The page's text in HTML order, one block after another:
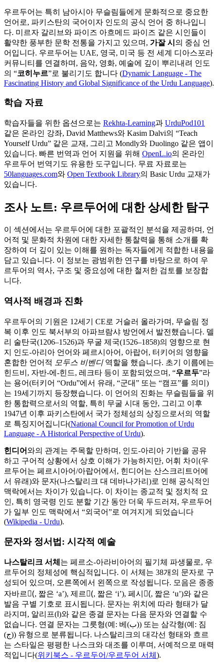
우르두어는 특히 남아시아 무슬림들에게 문화적으로 중요한
언어로, 파키스탄의 국어이자 인도의 공식 언어 중 하나입니
다. 미르자 갈리브와 파이즈 아흐메드 파이즈 같은 시인들이
활약한 풍부한 문학 전통을 가지고 있으며, 가잘 시 의 중심 언
어입니다. 우르두어는 UAE, 영국, 미국 등 전 세계 디아스포라
커뮤니티를 연결하며, 음악, 영화, 예술에 깊이 뿌리내려 인도
의 “코히누르”로 불리기도 합니다 (Dynamic Language - The
Fascinating History and Global Significance of the Urdu Language).
학습 자료
학습자들을 위한 옵션으로는 Rekhta-Learning과 UrduPod101
같은 온라인 강좌, David Matthews와 Kasim Dalvi의 “Teach
Yourself Urdu” 같은 교재, 그리고 Mondly와 Duolingo 같은 앱이
있습니다. 빠른 번역과 언어 지원을 위해 OpenL.io의 온라인
우르두어 번역기도 유용한 도구입니다. 무료 자료로는
50languages.com와 Open Textbook Library의 Basic Urdu 교재가
있습니다.
조사 노트: 우르두어에 대한 상세한 탐구
이 섹션에서는 우르두어에 대한 포괄적인 분석을 제공하며, 언
어적 및 문화적 차원에 대한 자세한 통찰력을 통해 소개를 확
장하여 더 깊이 있는 이해를 원하는 독자들에게 적합한 내용을
담고 있습니다. 이 정보는 광범위한 연구를 바탕으로 하여 우
르두어의 역사, 구조 및 중요성에 대한 철저한 검토를 보장합
니다.
역사적 배경과 진화
우르두어의 기원은 12세기 CE로 거슬러 올라가며, 무슬림 정
복 이후 인도 북서부의 아파브람샤 방언에서 발전했습니다. 델
리 술탄국(1206–1526)과 무굴 제국(1526–1858)의 영향으로 현
지 인도-아리아 언어와 페르시아어, 아랍어, 터키어의 영향을
혼합한 언어적 모두스 비벤디역할을 했습니다. 초기 이름에는
힌드비, 자반-에-힌드, 레크타 등이 포함되었으며, “우르두”라
는 용어(터키어 “Ordu”에서 유래, “군대” 또는 “캠프”를 의미)
는 19세기까지 등장했습니다. 이 언어의 진화는 무슬림들을 위
한 통합력으로서의 역할, 특히 무굴 시대 동안, 그리고 이후
1947년 이후 파키스탄에서 국가 정체성의 상징으로서의 역할
로 특징지어집니다(National Council for Promotion of Urdu
Language - A Historical Perspective of Urdu).
힌디어와의 관계는 주목할 만하며, 인도-아리아 기반을 공유
하고 구어적 상황에서 상호 이해가 가능하지만, 어휘 차이(우
르두어는 페르시아어/아랍어에서, 힌디어는 산스크리트어에
서 유래)와 문자(나스탈리크 대 데바나가리)로 인해 공식적인
맥락에서는 차이가 있습니다. 이 차이는 종교적 및 정치적 요
인, 특히 영국령 인도 분할 기간 동안 더욱 두드러져, 우르두어
가 일부 인도 맥락에서 “외국어”로 여겨지게 되었습니다
(Wikipedia - Urdu).
문자와 정서법: 시각적 예술
나스탈리크 서체 는 페르소-아라비아어의 필기체 파생물로, 우
르두어의 정체성에 핵심적입니다. 이 서체는 38개의 문자로 구
성되어 있으며, 오른쪽에서 왼쪽으로 작성됩니다. 모음은 종종
자바르(َ, 짧은 ‘a’), 제르(ِ, 짧은 ‘i’), 페시(ُ, 짧은 ‘u’)와 같은
발음 구별 기호로 표시됩니다. 문자는 위치에 따라 형태가 달
라지며, 알리프(ا)와 같은 종결 문자는 다음 문자와 연결할 수
없습니다. 연결 문자는 그릇형(예: 베(ب)) 또는 삼각형(예: 짐
(ج)) 유형으로 분류됩니다. 나스탈리크의 대각선 형태와 흐르
는 스타일은 평평한 나스크와 대조를 이루며, 서예적으로 매력
적입니다(위키북스 - 우르두어/우르두어 서체 ).